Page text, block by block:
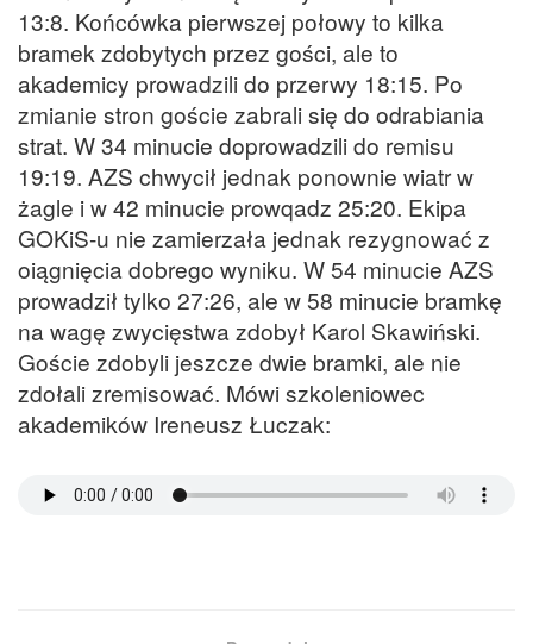
13:8. Końcówka pierwszej połowy to kilka
bramek zdobytych przez gości, ale to
akademicy prowadzili do przerwy 18:15. Po
zmianie stron goście zabrali się do odrabiania
strat. W 34 minucie doprowadzili do remisu
19:19. AZS chwycił jednak ponownie wiatr w
żagle i w 42 minucie prowqadz 25:20. Ekipa
GOKiS-u nie zamierzała jednak rezygnować z
oiągnięcia dobrego wyniku. W 54 minucie AZS
prowadził tylko 27:26, ale w 58 minucie bramkę
na wagę zwycięstwa zdobył Karol Skawiński.
Goście zdobyli jeszcze dwie bramki, ale nie
zdołali zremisować. Mówi szkoleniowec
akademików Ireneusz Łuczak: